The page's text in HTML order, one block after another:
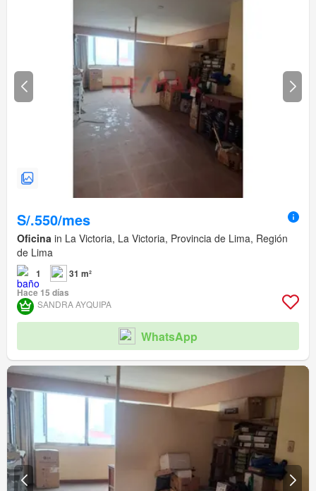
S/.550/mes
Oficina in La Victoria, La Victoria, Provincia de Lima, Región
de Lima
1
31 m²
Hace 15 días
SANDRA AYQUIPA
WhatsApp